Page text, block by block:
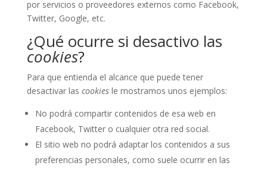
por servicios o proveedores externos como Facebook,
Twitter, Google, etc.
¿Qué ocurre si desactivo las
cookies?
Para que entienda el alcance que puede tener
desactivar las cookiesle mostramos unos ejemplos:
No podrá compartir contenidos de esa web en
Facebook, Twitter o cualquier otra red social.
El sitio web no podrá adaptar los contenidos a sus
preferencias personales, como suele ocurrir en las